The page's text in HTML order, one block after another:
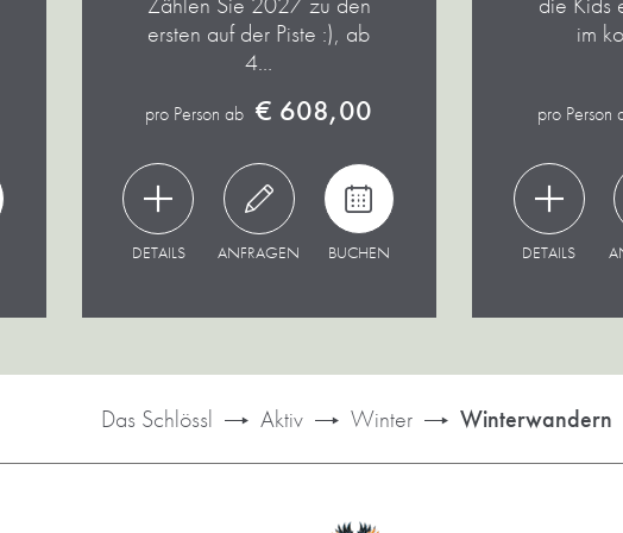
ersten auf der Piste :), ab
4…
pro Person ab € 608,00
DETAILS ANFRAGEN BUCHEN
im
pro Person
DETAILS
Das Schlössl Aktiv Winter Winterwandern